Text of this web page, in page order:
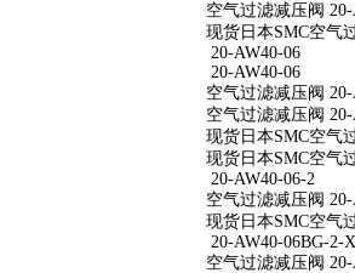
空气过滤减压阀
现货日本SMC空气
20-AW40-06
20-AW40-06
空气过滤减压阀 20-
空气过滤减压阀 20-
现货日本SMC空气
现货日本SMC空气
20-AW40-06-2
空气过滤减压阀
现货日本SMC空气
20-AW40-06BG-2-
空气过滤减压阀